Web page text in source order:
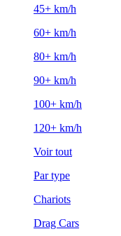
45+ km/h
60+ km/h
80+ km/h
90+ km/h
100+ km/h
120+ km/h
Voir tout
Par type
Chariots
Drag Cars